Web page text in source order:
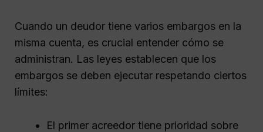
Cuando un deudor tiene varios embargos en la
misma cuenta, es crucial entender cómo se
administran. Las leyes establecen que los
embargos se deben ejecutar respetando ciertos
límites:
El primer acreedor tiene prioridad sobre